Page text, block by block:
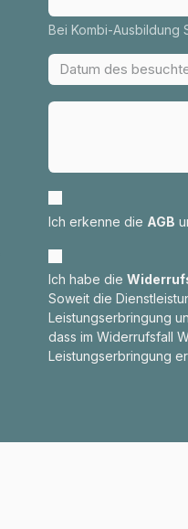
Bei Kombi-Ausbildung
Ich erkenne die AGB
Ich habe die
Soweit die
Leistungserbringung
dass im Widerrufsfall
Leistungserbringung